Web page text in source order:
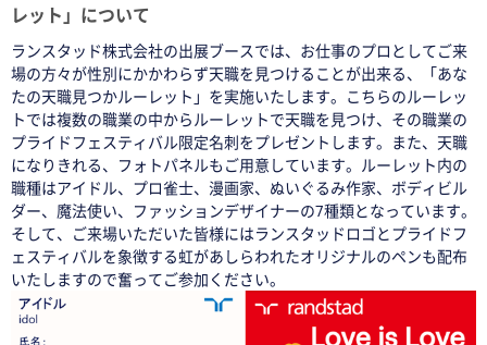
レット」について
ランスタッド株式会社の出展ブースでは、お仕事のプロとしてご来
場の方々が性別にかかわらず天職を見つけることが出来る、「あな
たの天職見つかルーレット」を実施いたします。こちらのルーレッ
トでは複数の職業の中からルーレットで天職を見つけ、その職業の
プライドフェスティバル限定名刺をプレゼントします。また、天職
になりきれる、フォトパネルもご用意しています。ルーレット内の
職種はアイドル、プロ雀士、漫画家、ぬいぐるみ作家、ボディビル
ダー、魔法使い、ファッションデザイナーの7種類となっています。
そして、ご来場いただいた皆様にはランスタッドロゴとプライドフ
ェスティバルを象徴する虹があしらわれたオリジナルのペンも配布
いたしますので奮ってご参加ください。